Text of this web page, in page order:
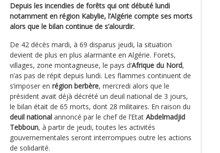
Depuis les incendies de forêts qui ont débuté lundi
notamment en région Kabylie, l’Algérie compte ses morts
alors que le bilan continue de s’alourdir.
De 42 décès mardi, à 69 disparus jeudi, la situation
devient de plus en plus alarmante en Algérie. Forets,
villages, zone montagneuse, le pays d’Afrique du Nord,
n’as pas de répit depuis lundi. Les flammes continuent de
s’imposer en région berbère, mercredi alors que le
président avait déjà décrété un deuil national de 3 jours,
le bilan était de 65 morts, dont 28 militaires. En raison du
deuil national annoncé par le chef de l’Etat Abdelmadjid
Tebboun, à partir de jeudi, toutes les activités
gouvernementales seront interrompues outre les actions
de solidarité.